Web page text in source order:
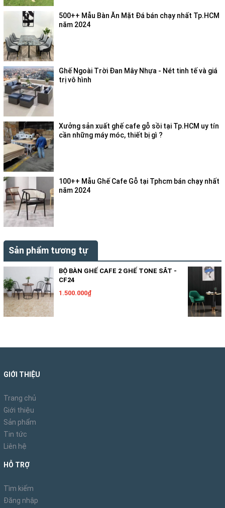
500++ Mẫu Bàn Ăn Mặt Đá bán chạy nhất Tp.HCM
năm 2024
Ghế Ngoài Trời Đan Mây Nhựa - Nét tinh tế và giá
trị vô hình
Xưởng sản xuất ghế cafe gỗ sồi tại Tp.HCM uy tín
cần những máy móc, thiết bị gì ?
100++ Mẫu Ghế Cafe Gỗ tại Tphcm bán chạy nhất
năm 2024
Sản phẩm tương tự
BỘ BÀN GHẾ CAFE 2 GHẾ TONE SẮT -
CF24
1.500.000₫
GIỚI THIỆU
Trang chủ
Giới thiệu
Sản phẩm
Tin tức
Liên hệ
HỖ TRỢ
Tìm kiếm
Đăng nhập